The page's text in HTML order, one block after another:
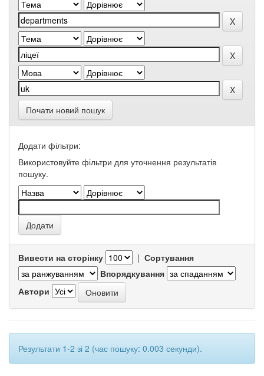
Почати новий пошук
Додати фільтри:
Використовуйте фільтри для уточнення результатів
пошуку.
Вивести на сторінку | Сортування
Впорядкування
Автори
Результати 1-2 зі 2 (час пошуку: 0.003 секунди).